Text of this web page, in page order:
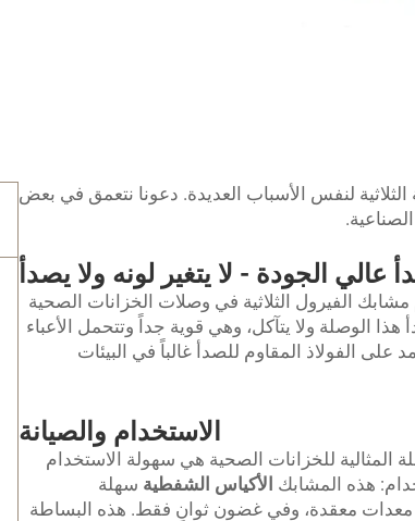
لنفس الأسباب العديدة. دعونا نتعمق في بعض
عالي الجودة - لا يتغير لونه ولا يصدأ
الفيرول الثلاثية في وصلات الخزانات الصحية
الوصلة ولا يتآكل، وهي قوية جداً وتتحمل الأعباء
على الفولاذ المقاوم للصدأ غالباً في البيئات
الاستخدام والصيانة
المثالية للخزانات الصحية هي سهولة الاستخدام
هذه المشابك الأكياس الشفطية سهلة
معدات معقدة، وفي غضون ثوانٍ فقط. هذه البساطة